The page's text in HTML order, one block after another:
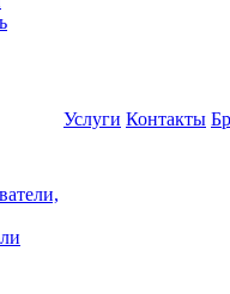
Услуги Контакты